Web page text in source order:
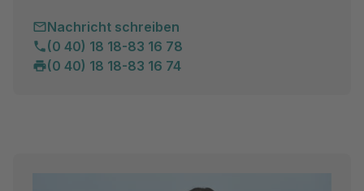
Nachricht schreiben
(0 40) 18 18-83 16 78
(0 40) 18 18-83 16 74